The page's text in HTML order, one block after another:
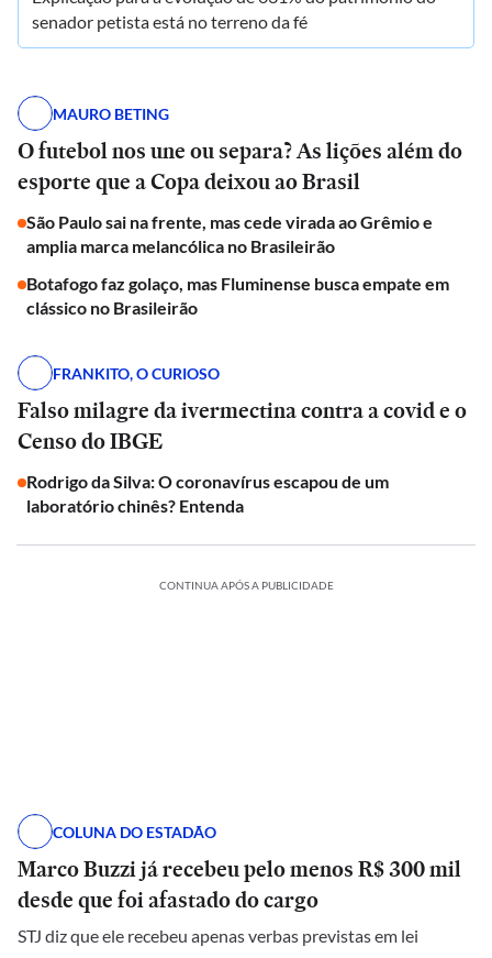
senador petista está no terreno da fé
MAURO BETING
O futebol nos une ou separa? As lições além do
esporte que a Copa deixou ao Brasil
São Paulo sai na frente, mas cede virada ao Grêmio e
amplia marca melancólica no Brasileirão
Botafogo faz golaço, mas Fluminense busca empate em
clássico no Brasileirão
FRANKITO, O CURIOSO
Falso milagre da ivermectina contra a covid e o
Censo do IBGE
Rodrigo da Silva: O coronavírus escapou de um
laboratório chinês? Entenda
CONTINUA APÓS A PUBLICIDADE
COLUNA DO ESTADÃO
Marco Buzzi já recebeu pelo menos R$ 300 mil
desde que foi afastado do cargo
STJ diz que ele recebeu apenas verbas previstas em lei